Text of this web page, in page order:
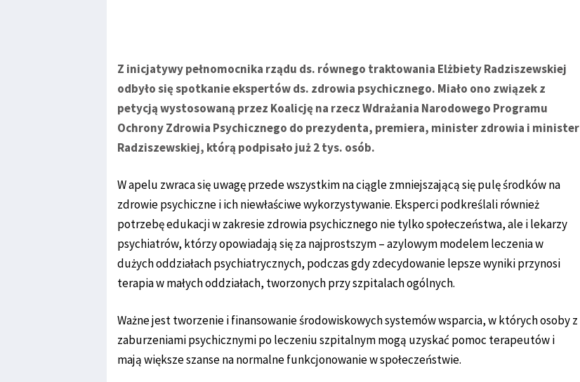
Z inicjatywy pełnomocnika rządu ds. równego traktowania Elżbiety Radziszewskiej
odbyło się spotkanie ekspertów ds. zdrowia psychicznego. Miało ono związek z
petycją wystosowaną przez Koalicję na rzecz Wdrażania Narodowego Programu
Ochrony Zdrowia Psychicznego do prezydenta, premiera, minister zdrowia i minister
Radziszewskiej, którą podpisało już 2 tys. osób.
W apelu zwraca się uwagę przede wszystkim na ciągle zmniejszającą się pulę środków na
zdrowie psychiczne i ich niewłaściwe wykorzystywanie. Eksperci podkreślali również
potrzebę edukacji w zakresie zdrowia psychicznego nie tylko społeczeństwa, ale i lekarzy
psychiatrów, którzy opowiadają się za najprostszym – azylowym modelem leczenia w
dużych oddziałach psychiatrycznych, podczas gdy zdecydowanie lepsze wyniki przynosi
terapia w małych oddziałach, tworzonych przy szpitalach ogólnych.
Ważne jest tworzenie i finansowanie środowiskowych systemów wsparcia, w których osoby z
zaburzeniami psychicznymi po leczeniu szpitalnym mogą uzyskać pomoc terapeutów i
mają większe szanse na normalne funkcjonowanie w społeczeństwie.